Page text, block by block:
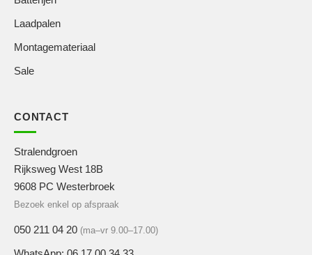
Laadpalen
Montagemateriaal
Sale
CONTACT
Stralendgroen
Rijksweg West 18B
9608 PC Westerbroek
Bezoek enkel op afspraak
050 211 04 20 (ma–vr 9.00–17.00)